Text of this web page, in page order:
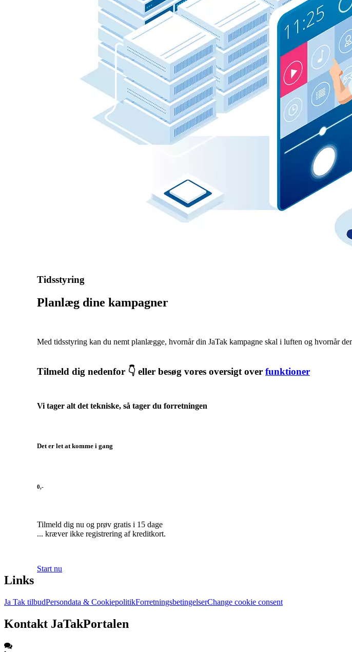
Tidsstyring
Planlæg dine kampagner
Med tidsstyring kan du nemt planlægge, hvornår din JaTak kampagne skal i luften og hvornår
Tilmeld dig nedenfor 👇 eller besøg vores oversigt over funktioner
Vi tager alt det tekniske, så tager du forretningen
Det er let at komme i gang
0,-
Tilmeld dig nu og prøv gratis i 15 dage
... kræver ikke registrering af kreditkort.
Start nu
Links
Ja Tak tilbudPersondata & CookiepolitikForretningsbetingelserChange cookie consent
Kontakt JaTakPortalen